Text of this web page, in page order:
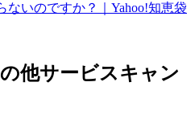
いのですか？｜Yahoo!知恵袋
他サービスキャン